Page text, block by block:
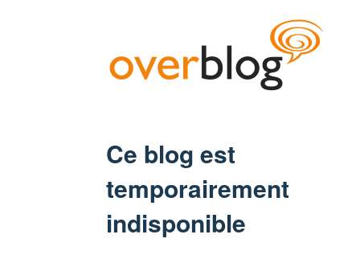
Ce blog est
temporairement
indisponible